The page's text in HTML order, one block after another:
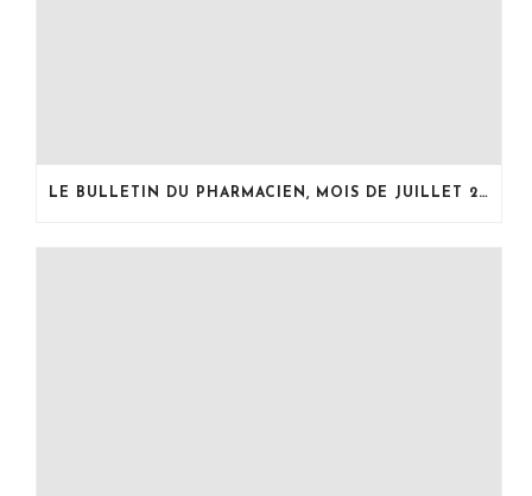
LE BULLETIN DU PHARMACIEN, MOIS DE JUILLET 2026